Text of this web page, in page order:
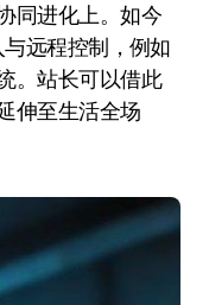
同进化上。如今
远程控制，例如
。站长可以借此
伸至生活全场